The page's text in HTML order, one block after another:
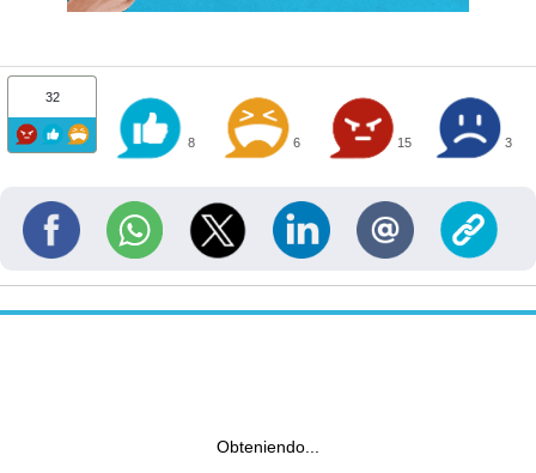
32
8 6 15 3
Obteniendo...